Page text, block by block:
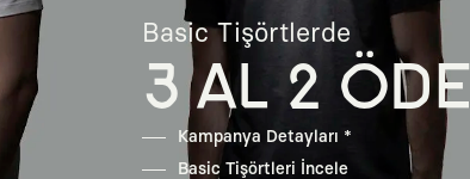
Basic Tişörtlerde
3 AL 2 ÖDE
Kampanya Detayları *
Basic Tişörtleri İncele